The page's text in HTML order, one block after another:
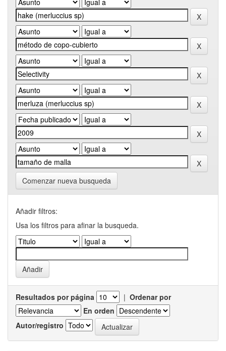
Comenzar nueva busqueda
Añadir filtros:
Usa los filtros para afinar la busqueda.
Resultados por página | Ordenar por
En orden
Autor/registro